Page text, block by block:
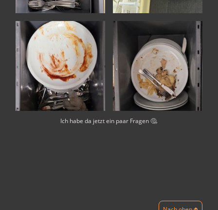
Ich habe da jetzt ein paar Fragen 🤔.